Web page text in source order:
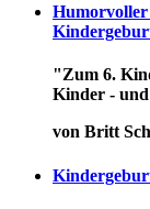
"Zum 6.
Kinder -
von Britt